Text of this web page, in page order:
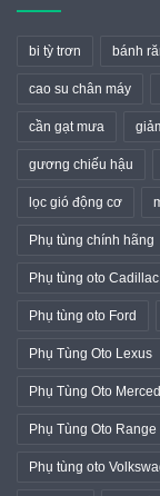
bi tỳ trơn bánh
cao su chân máy
cần gạt mưa
gương chiếu hậu
lọc gió động cơ
Phụ tùng chính hãng
Phụ tùng oto Cadillac
Phụ tùng oto Ford
Phụ Tùng Oto Lexus
Phụ Tùng Oto
Phụ Tùng Oto
Phụ tùng oto